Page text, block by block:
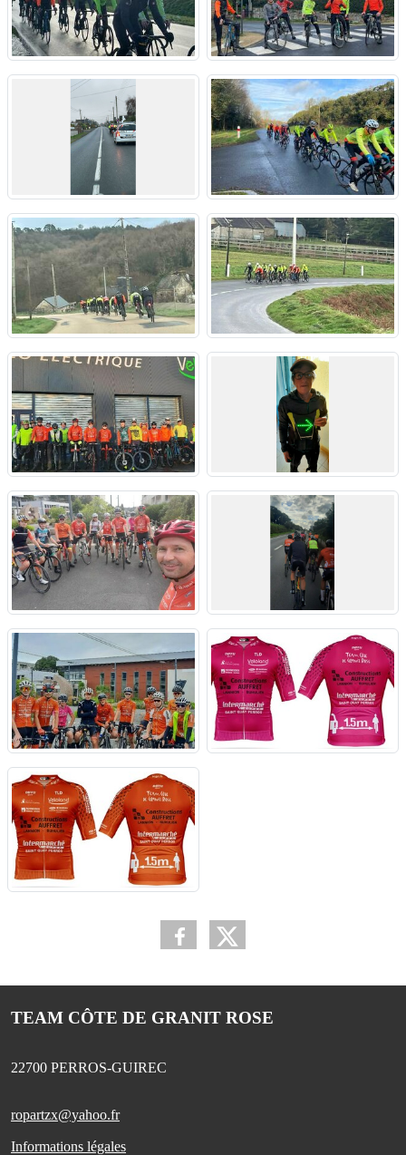
TEAM CÔTE DE GRANIT ROSE
22700 PERROS-GUIREC
ropartzx@yahoo.fr
Informations légales